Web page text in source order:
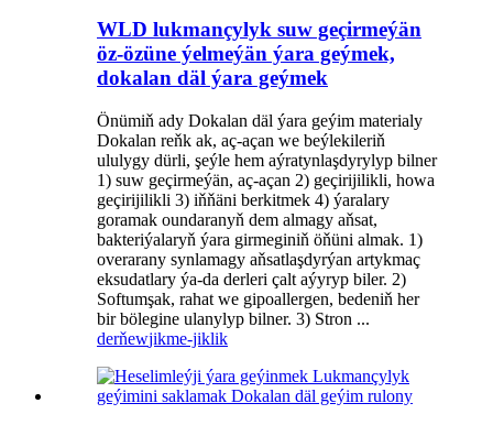
WLD lukmançylyk suw geçirmeýän
öz-özüne ýelmeýän ýara geýmek,
dokalan däl ýara geýmek
Önümiň ady Dokalan däl ýara geýim materialy
Dokalan reňk ak, aç-açan we beýlekileriň
ululygy dürli, şeýle hem aýratynlaşdyrylyp bilner
1) suw geçirmeýän, aç-açan 2) geçirijilikli, howa
geçirijilikli 3) iňňäni berkitmek 4) ýaralary
goramak oundaranyň dem almagy aňsat,
bakteriýalaryň ýara girmeginiň öňüni almak. 1)
overarany synlamagy aňsatlaşdyrýan artykmaç
eksudatlary ýa-da derleri çalt aýyryp biler. 2)
Softumşak, rahat we gipoallergen, bedeniň her
bir bölegine ulanylyp bilner. 3) Stron ...
derňewjikme-jiklik